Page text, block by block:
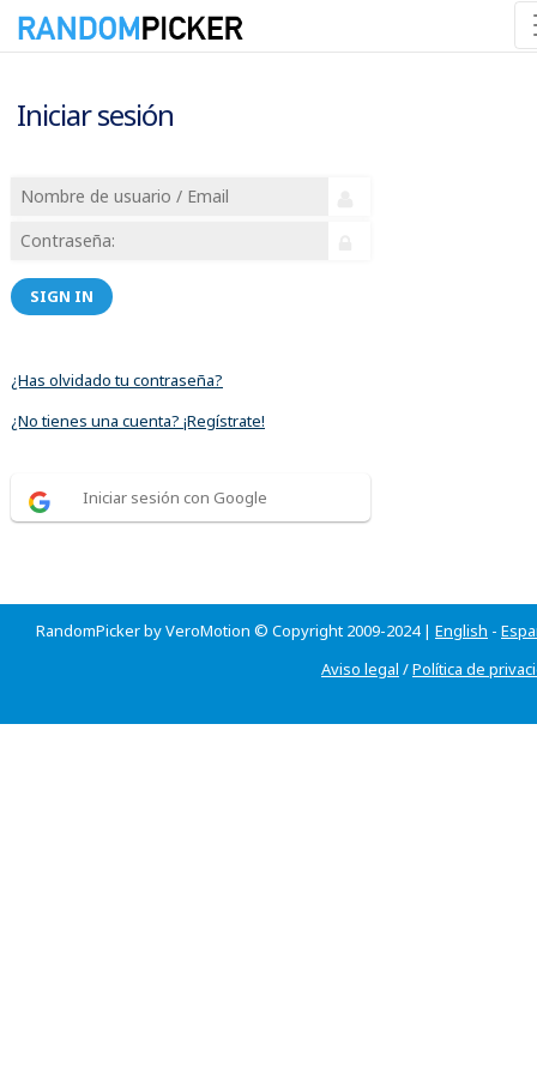
Iniciar sesión
SIGN IN
¿Has olvidado tu contraseña?
¿No tienes una cuenta? ¡Regístrate!
Iniciar sesión con Google
RandomPicker by VeroMotion © Copyright 2009-2024 | English -
Aviso legal /Política de